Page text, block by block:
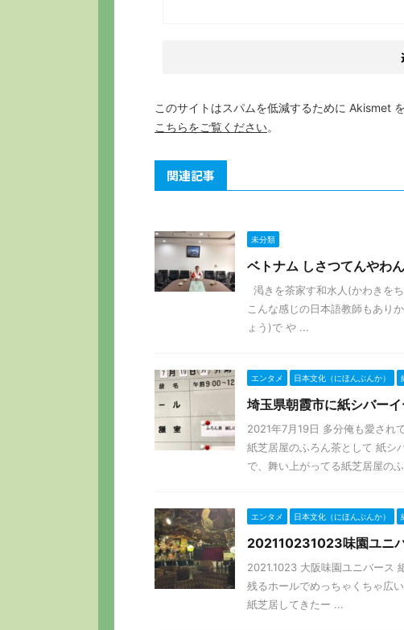
このサイトはスパムを低減するために Akismet
こちらをご覧ください。
関連記事
未分類
ベトナム しさつてんやわ
渇きを茶家す和水人(かわきを
こんな感じの日本語教師もあり
ょう)で や ...
エンタメ 日本文化（にほんぶんか）
埼玉県朝霞市に紙シバーイ
2021年7月19日 多分俺も愛され
紙芝居屋のふろん茶として 紙シ
で、舞い上がってる紙芝居屋の
エンタメ 日本文化（にほんぶんか）
202110231023味園ユニ
2021.1023 大阪味園ユニバース
残るホールでめっちゃくちゃ広
紙芝居してきたー ...